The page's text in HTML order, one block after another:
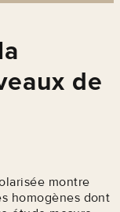
de
montre
homogènes dont